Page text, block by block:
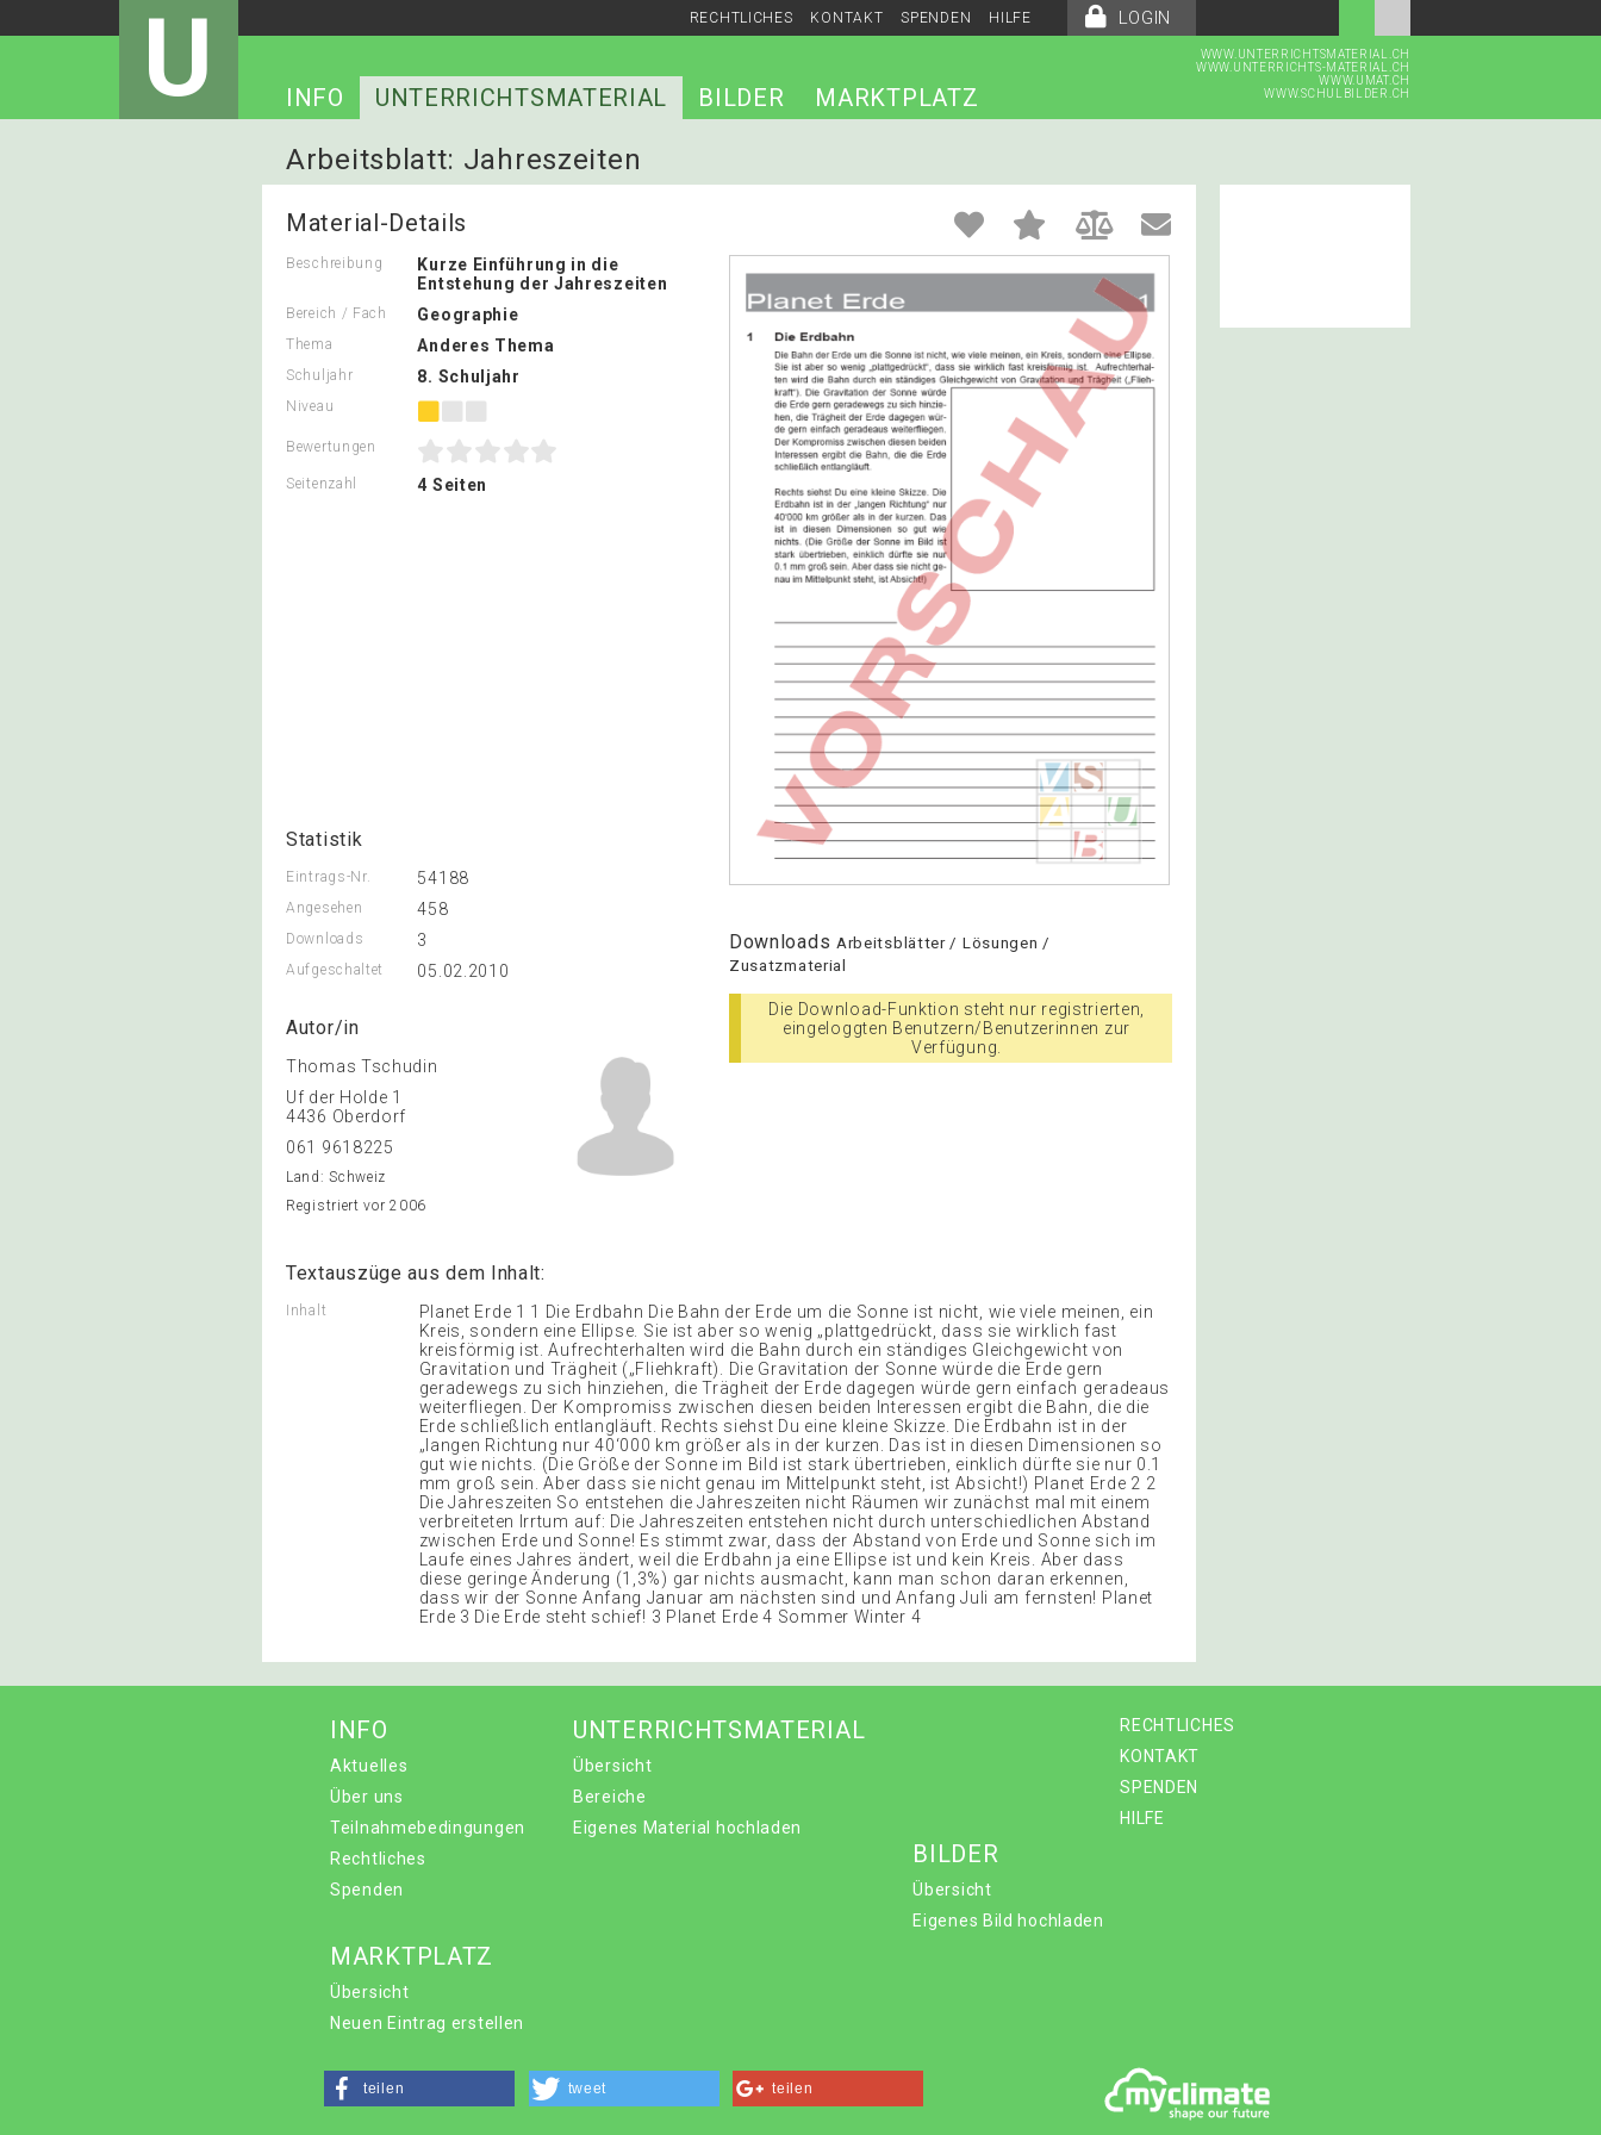
LOGIN
RECHTLICHES KONTAKT SPENDEN HILFE
U
WWW.UNTERRICHTSMATERIAL.CH
WWW.UNTERRICHTS-MATERIAL.CH
WWW.UMAT.CH
WWW.SCHULBILDER.CH
INFO UNTERRICHTSMATERIAL BILDER MARKTPLATZ
Arbeitsblatt: Jahreszeiten
Material-Details
Beschreibung
Kurze Einführung in die
Entstehung der Jahreszeiten
Bereich / Fach Geographie
Thema Anderes Thema
Schuljahr 8. Schuljahr
Niveau
Bewertungen
Seitenzahl 4 Seiten
Statistik
Eintrags-Nr. 54188
Angesehen 458
Downloads 3
Aufgeschaltet 05.02.2010
Autor/in
Thomas Tschudin
Uf der Holde 1
4436 Oberdorf
061 9618225
Land: Schweiz
Registriert vor 2006
Downloads Arbeitsblätter / Lösungen /
Zusatzmaterial
Die Download-Funktion steht nur registrierten,
eingeloggten Benutzern/Benutzerinnen zur
Verfügung.
Textauszüge aus dem Inhalt:
Inhalt
Planet Erde 1 1 Die Erdbahn Die Bahn der Erde um die Sonne ist nicht, wie viele meinen, ein
Kreis, sondern eine Ellipse. Sie ist aber so wenig „plattgedrückt, dass sie wirklich fast
kreisförmig ist. Aufrechterhalten wird die Bahn durch ein ständiges Gleichgewicht von
Gravitation und Trägheit („Fliehkraft). Die Gravitation der Sonne würde die Erde gern
geradewegs zu sich hinziehen, die Trägheit der Erde dagegen würde gern einfach geradeaus
weiterfliegen. Der Kompromiss zwischen diesen beiden Interessen ergibt die Bahn, die die
Erde schließlich entlangläuft. Rechts siehst Du eine kleine Skizze. Die Erdbahn ist in der
„langen Richtung nur 40‘000 km größer als in der kurzen. Das ist in diesen Dimensionen so
gut wie nichts. (Die Größe der Sonne im Bild ist stark übertrieben, einklich dürfte sie nur 0.1
mm groß sein. Aber dass sie nicht genau im Mittelpunkt steht, ist Absicht!) Planet Erde 2 2
Die Jahreszeiten So entstehen die Jahreszeiten nicht Räumen wir zunächst mal mit einem
verbreiteten Irrtum auf: Die Jahreszeiten entstehen nicht durch unterschiedlichen Abstand
zwischen Erde und Sonne! Es stimmt zwar, dass der Abstand von Erde und Sonne sich im
Laufe eines Jahres ändert, weil die Erdbahn ja eine Ellipse ist und kein Kreis. Aber dass
diese geringe Änderung (1,3%) gar nichts ausmacht, kann man schon daran erkennen,
dass wir der Sonne Anfang Januar am nächsten sind und Anfang Juli am fernsten! Planet
Erde 3 Die Erde steht schief! 3 Planet Erde 4 Sommer Winter 4
RECHTLICHES
KONTAKT
SPENDEN
HILFE
INFO
Aktuelles
Über uns
Teilnahmebedingungen
Rechtliches
Spenden
UNTERRICHTSMATERIAL
Übersicht
Bereiche
Eigenes Material hochladen
BILDER
Übersicht
Eigenes Bild hochladen
MARKTPLATZ
Übersicht
Neuen Eintrag erstellen
teilen tweet teilen